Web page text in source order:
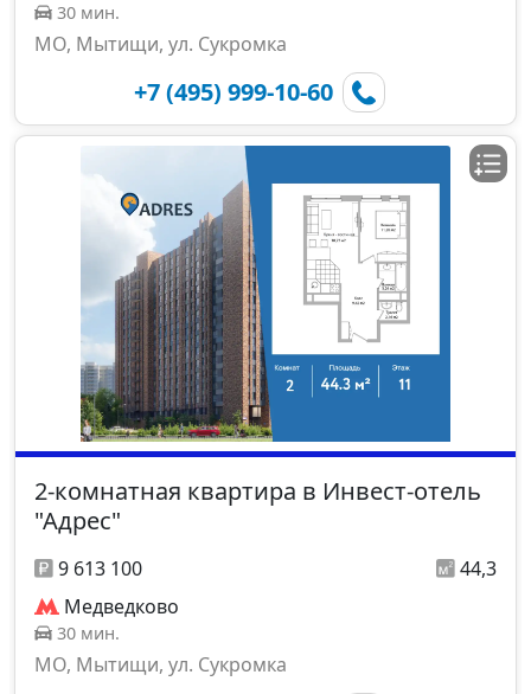
30 мин.
МО, Мытищи, ул. Сукромка
+7 (495) 999-10-60
2-комнатная квартира в Инвест-отель
"Адрес"
9 613 100
44,3
Медведково
30 мин.
МО, Мытищи, ул. Сукромка